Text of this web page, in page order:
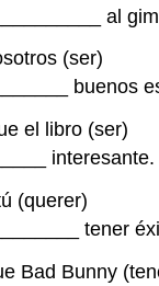
al
(ser)
buenos
el libro (ser)
interesante.
(querer)
tener
Bad Bunny